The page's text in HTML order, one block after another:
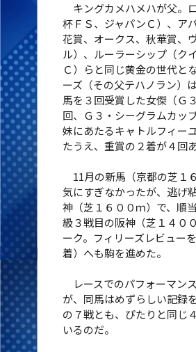
キングカメハメハが父。
杯ＦＳ、ジャパンＣ）、ア
花賞、オークス、秋華賞、
ル）、ルーラーシップ（ク
Ｃ）らと同じ黄金の世代と
ーズ（その父テハノラン）
馬を３回受賞した女傑（Ｇ
回、Ｇ３・シーグラムカッ
妹にあたるキャトルフィー
たうえ、重賞の２着が４回あ
11月の新馬（京都の芝１
気にすぎなかったが、逃げ
神（芝１６００ｍ）で、順
級３戦目の阪神（芝１４０
ーク。フィリーズレビュー
着）へも駒を進めた。
レースでのパフォーマン
が、同馬はめずらしい記録
の７戦とも、ぴたりと同じ
いるのだ。